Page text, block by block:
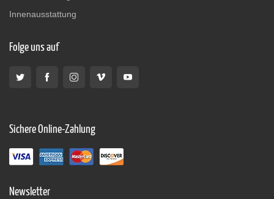
Innenausstattung
Folge uns auf
Sichere Online-Zahlung
Newsletter